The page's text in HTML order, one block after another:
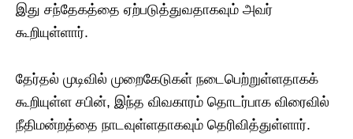
இது சந்தேகத்தை ஏற்படுத்துவதாகவும் அவர்
கூறியுள்ளார்.
தேர்தல் முடிவில் முறைகேடுகள் நடைபெற்றுள்ளதாகக்
கூறியுள்ள சபின், இந்த விவகாரம் தொடர்பாக விரைவில்
நீதிமன்றத்தை நாடவுள்ளதாகவும் தெரிவித்துள்ளார்.